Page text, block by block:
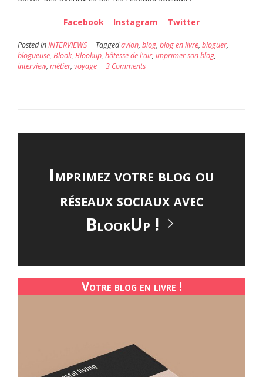
Facebook – Instagram – Twitter
Posted inINTERVIEWS Taggedavion, blog, blog en livre, bloguer,
blogueuse, Blook, Blookup, hôtesse de l'air, imprimer son blog,
interview, métier, voyage 3 Comments
Imprimez votre blog ou
réseaux sociaux avec
BlookUp !
Votre blog en livre !